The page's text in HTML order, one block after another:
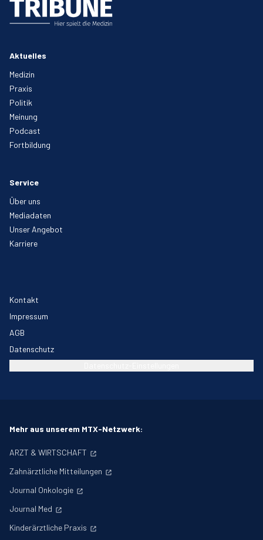
Aktuelles
Medizin
Praxis
Politik
Meinung
Podcast
Fortbildung
Service
Über uns
Mediadaten
Unser Angebot
Karriere
Kontakt
Impressum
AGB
Datenschutz
Mehr aus unserem MTX-Netzwerk:
ARZT & WIRTSCHAFT
Zahnärztliche Mitteilungen
Journal Onkologie
Journal Med
Kinderärztliche Praxis